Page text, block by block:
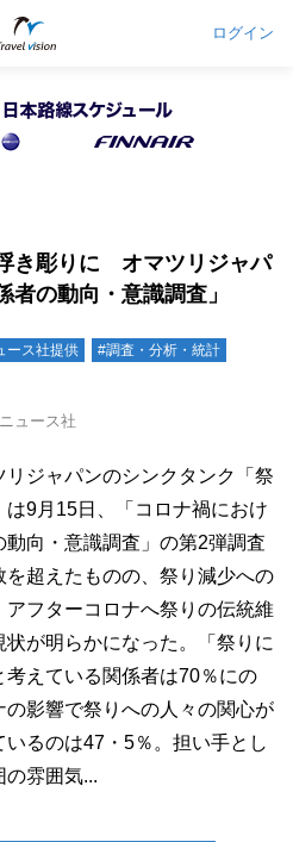
ログイン
き彫りに オマツリジャパ
者の動向・意識調査」
ース社提供
#調査・分析・統計
ュース社
ジャパンのシンクタンク「祭
は9月15日、「コロナ禍におけ
向・意識調査」の第2弾調査
超えたものの、祭り減少への
フターコロナへ祭りの伝統維
が明らかになった。「祭りに
えている関係者は70％にの
影響で祭りへの人々の関心が
るのは47・5％。担い手とし
の雰囲気...